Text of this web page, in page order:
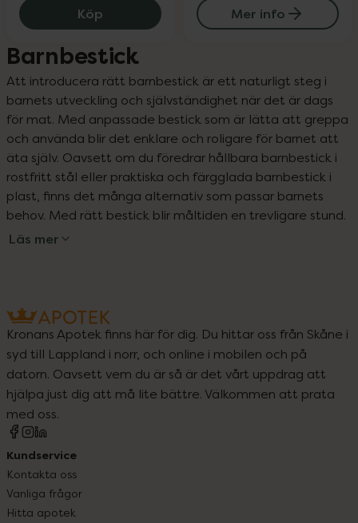
Köp Bambino Squeeze-eat-n-go!, 58 kr.
Mer info
Barnbestick
Att introducera rätt barnbestick är ett naturligt steg i
barnets utveckling och självständighet när det är dags
för mat. Med anpassade bestick som är lätta att greppa
och använda blir det enklare och roligare för barnet att
äta själv. Oavsett om du föredrar hållbara barnbestick i
rostfritt stål eller praktiska och färgglada barnbestick i
plast, finns det många alternativ som passar barnets
behov. Med rätt bestick blir måltiden en trevligare stund.
Läs mer
Kronans Apotek finns här för dig. Du hittar oss från Skåne i
syd till Lappland i norr, och online i mobilen och på
datorn. Oavsett vem du är så är det vårt uppdrag att
hjälpa just dig att må lite bättre. Välkommen att prata
med oss.
Kundservice
Kontakta oss
Vanliga frågor
Hitta apotek